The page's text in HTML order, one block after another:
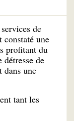
de
constaté une
profitant du
détresse de
dans une
tant les